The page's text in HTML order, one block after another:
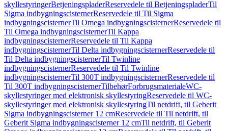
skyllestyringerBetjeningspladerReservedele til BetjeningspladerTil
Sigma indbygningscisternerReservedele til Til Sigma
indbygningscisternerTil Omega indbygningscisternerReservedele til
Til Omega indbygningscisternerTil Kappa
indbygningscisternerReservedele til Til Kappa
indbygningscisternerTil Delta indbygningscisternerReservedele til
Til Delta indbygningscisternerTil Twinline
indbygningscisternerReservedele til Til Twinline
indbygningscisternerTil 300T indbygningscisternerReservedele til
Til 300T indbygningscisternerTilbehørForbrugsmaterialeWC-
skyllestyringer med elektronisk skyllestyringReservedele til WC-
skyllestyringer med elektronisk skyllestyringTil netdrift, til Geberit
Sigma indbygningscisterner 12 cmReservedele til Til netdrift, til
Geberit Sigma indbygningscisterner 12 cmTil netdrift, til Geberit